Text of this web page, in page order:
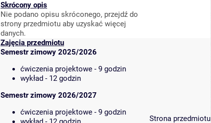
Skrócony opis
Nie podano opisu skróconego, przejdź do
strony przedmiotu aby uzyskać więcej
danych.
Zajęcia przedmiotu
Semestr zimowy 2025/2026
ćwiczenia projektowe - 9 godzin
wykład - 12 godzin
Semestr zimowy 2026/2027
ćwiczenia projektowe - 9 godzin
Strona przedmiotu